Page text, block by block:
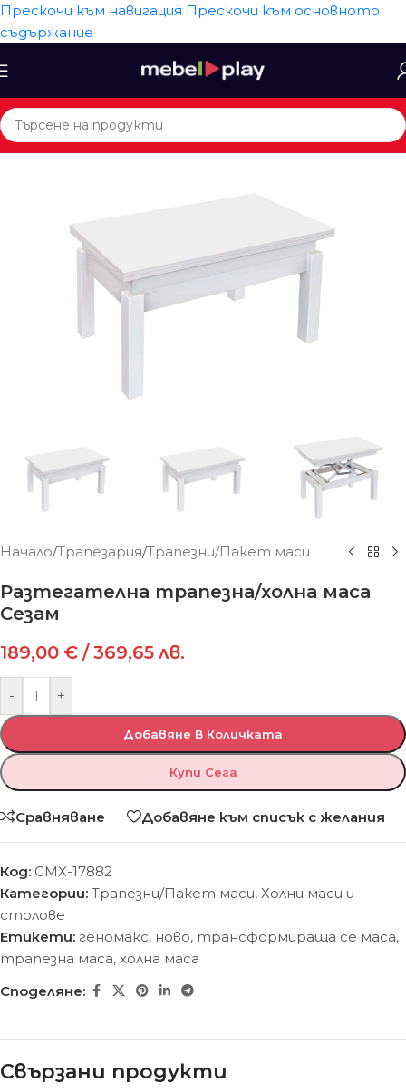
Прескочи към навигация Прескочи към основното
съдържание
Начало/Трапезария/Трапезни/Пакет маси
Разтегателна трапезна/холна маса
Сезам
189,00 € / 369,65 лв.
- +
Добавяне В Количката
Купи Сега
Сравняване Добавяне към списък с желания
Код: GMX-17882
Категории: Трапезни/Пакет маси, Холни маси и
столове
Етикети: геномакс, ново, трансформираща се маса,
трапезна маса, холна маса
Споделяне:
Свързани продукти